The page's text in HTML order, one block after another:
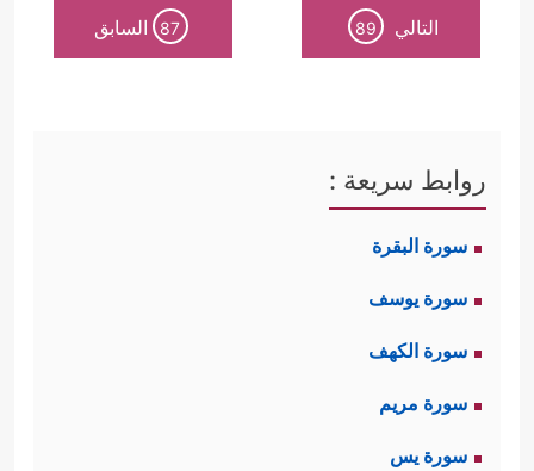
التالي 89
87 السابق
روابط سريعة :
سورة البقرة
سورة يوسف
سورة الكهف
سورة مريم
سورة يس